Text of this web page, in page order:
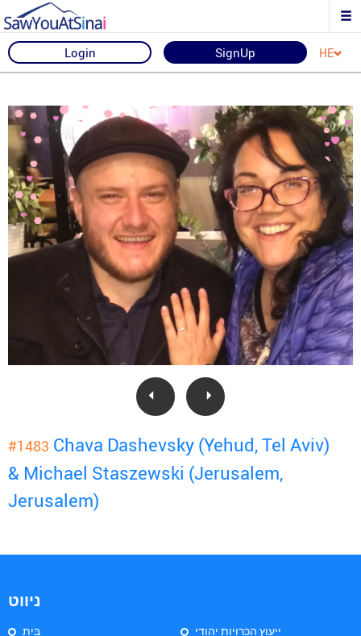
Login SignUp HE
#1483 Chava Dashevsky (Yehud, Tel Aviv)
& Michael Staszewski (Jerusalem,
Jerusalem)
ניווט
בַּיִת
ייעוץ הכרויות יהודי